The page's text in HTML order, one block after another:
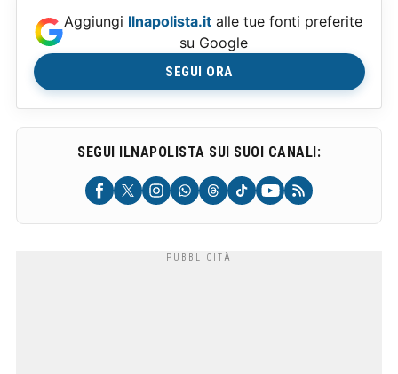
Aggiungi Ilnapolista.it alle tue fonti preferite
su Google
SEGUI ORA
SEGUI ILNAPOLISTA SUI SUOI CANALI: